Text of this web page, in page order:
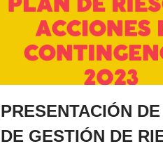
PRESENTACIÓN
DE GESTIÓN DE